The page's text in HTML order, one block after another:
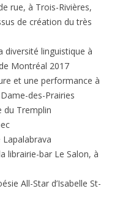
rue, à Trois-Rivières,
de création du très
diversité linguistique à
Montréal 2017
et une performance à
des-Prairies
du Tremplin
librairie-bar Le Salon, à
All-Star d’Isabelle St-